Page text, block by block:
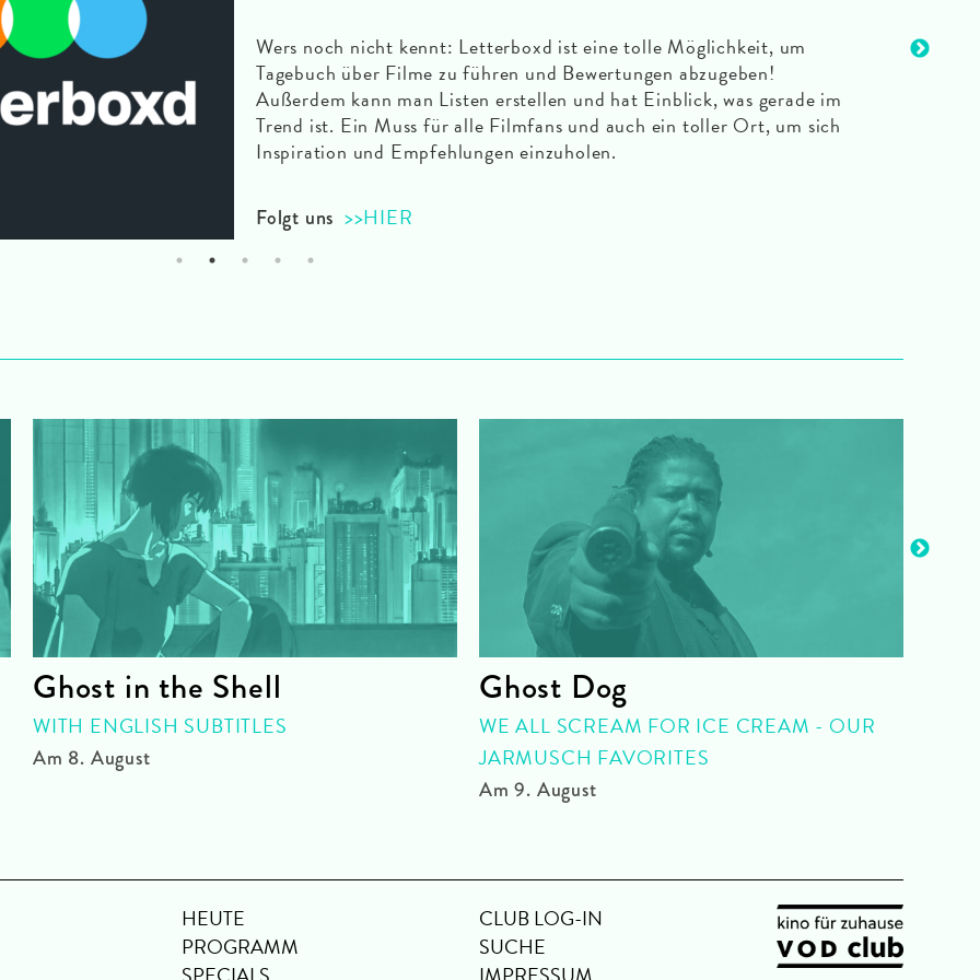
Wers noch nicht kennt: Letterboxd ist eine tolle Möglichkeit, um
Tagebuch über Filme zu führen und Bewertungen abzugeben!
Außerdem kann man Listen erstellen und hat Einblick, was gerade im
Trend ist. Ein Muss für alle Filmfans und auch ein toller Ort, um sich
Inspiration und Empfehlungen einzuholen.
Folgt uns >>HIER
1 2 3 4 5
Ghost in the Shell
WITH ENGLISH SUBTITLES
Am 8. August
Ghost Dog
WE ALL SCREAM FOR ICE CREAM - OUR
JARMUSCH FAVORITES
Am 9. August
HEUTE
PROGRAMM
CLUB LOG-IN
SUCHE